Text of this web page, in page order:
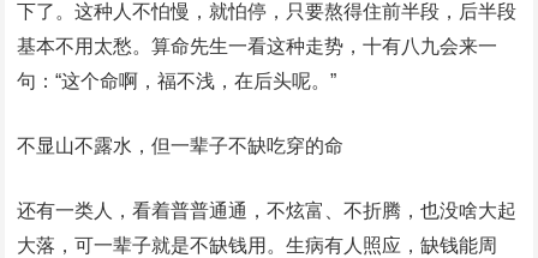
下了。这种人不怕慢，就怕停，只要熬得住前半段，后半段
基本不用太愁。算命先生一看这种走势，十有八九会来一
句：“这个命啊，福不浅，在后头呢。”
不显山不露水，但一辈子不缺吃穿的命
还有一类人，看着普普通通，不炫富、不折腾，也没啥大起
大落，可一辈子就是不缺钱用。生病有人照应，缺钱能周